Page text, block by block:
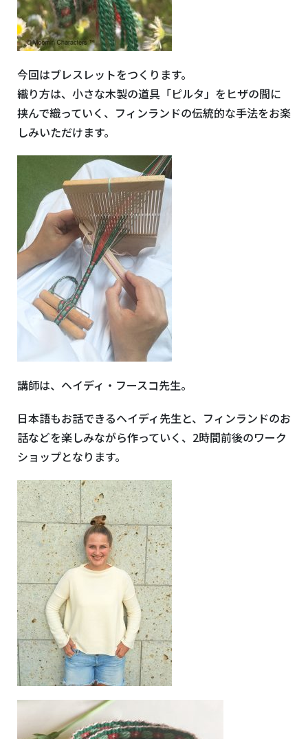
今回はブレスレットをつくります。
織り方は、小さな木製の道具「ピルタ」をヒザの間に
挟んで織っていく、フィンランドの伝統的な手法をお楽
しみいただけます。
講師は、ヘイディ・フースコ先生。
日本語もお話できるヘイディ先生と、フィンランドのお
話などを楽しみながら作っていく、2時間前後のワーク
ショップとなります。